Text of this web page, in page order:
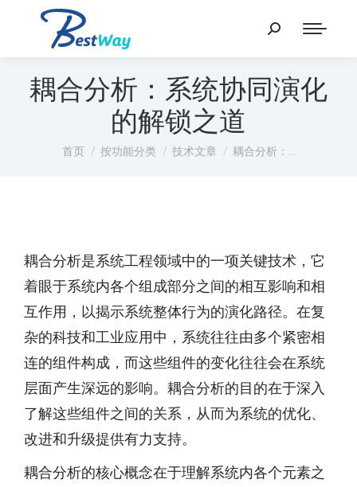
耦合分析：系统协同演化
的解锁之道
您在这里：
首页 按功能分类 技术文章 耦合分析：…
耦合分析是系统工程领域中的一项关键技术，它
着眼于系统内各个组成部分之间的相互影响和相
互作用，以揭示系统整体行为的演化路径。在复
杂的科技和工业应用中，系统往往由多个紧密相
连的组件构成，而这些组件的变化往往会在系统
层面产生深远的影响。耦合分析的目的在于深入
了解这些组件之间的关系，从而为系统的优化、
改进和升级提供有力支持。
耦合分析的核心概念在于理解系统内各个元素之